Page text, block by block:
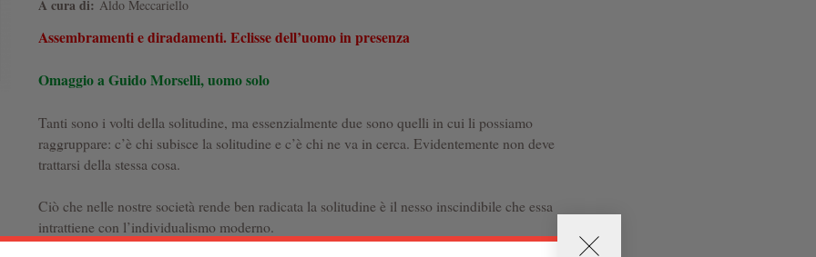
A cura di: Aldo Meccariello
Assembramenti e diradamenti. Eclisse dell’uomo in presenza
Omaggio a Guido Morselli,uomo solo
Tanti sono i volti della solitudine, ma essenzialmente due sono quelli in cui li possiamo
raggruppare: c’è chi subisce la solitudine e c’è chi ne va in cerca. Evidentemente non deve
trattarsi della stessa cosa.
Ciò che nelle nostre società rende ben radicata la solitudine è il nesso inscindibile che essa
intrattiene con l’individualismo moderno.